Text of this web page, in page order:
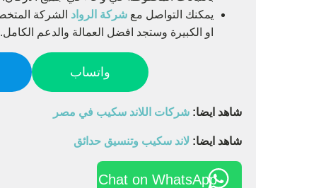
يمكنك التواصل مع شركة الرواد الشركة
او الكبيرة وستجد افضل العمالة والدعم الكامل.
واتساب
شاهد ايضا: شركات اللاند سكيب في مصر
شاهد ايضا: لاند سكيب وتنسيق حدائق
Chat on WhatsApp